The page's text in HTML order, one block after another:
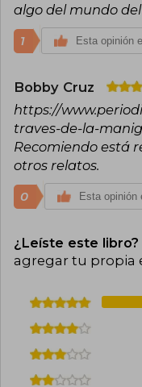
algo del mundo
1 Esta opinión
Bobby Cruz
https://
traves-de-la-
Recomiendo está
otros relatos.
0 Esta opinión
¿Leíste este libro?
agregar tu propia